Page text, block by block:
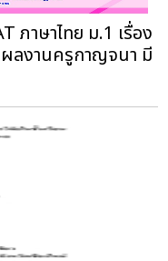
ภาษาไทย ม.1 เรื่อง
ผลงานครูกาญจนา มี